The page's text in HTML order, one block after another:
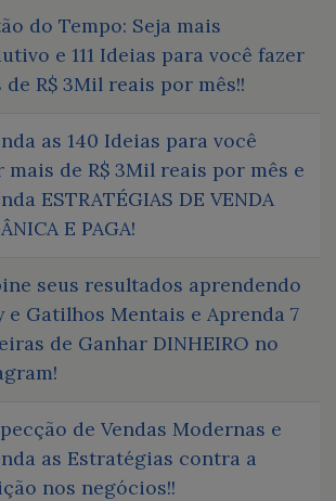
do Tempo: Seja mais
e 111 Ideias para você fazer
de R$ 3Mil reais por mês!!
as 140 Ideias para você
mais de R$ 3Mil reais por mês e
ESTRATÉGIAS DE VENDA
E PAGA!
seus resultados aprendendo
e Gatilhos Mentais e Aprenda 7
de Ganhar DINHEIRO no
de Vendas Modernas e
as Estratégias contra a
nos negócios!!